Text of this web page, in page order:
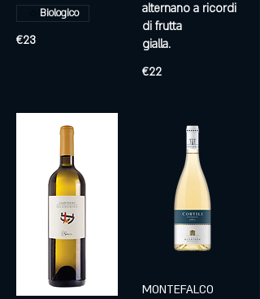
€23
Biologico
alternano a ricordi
di frutta
gialla.
€22
MONTEFALCO